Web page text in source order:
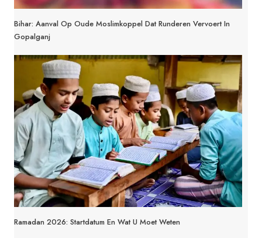
Bihar: Aanval Op Oude Moslimkoppel Dat Runderen Vervoert In
Gopalganj
Ramadan 2026: Startdatum En Wat U Moet Weten